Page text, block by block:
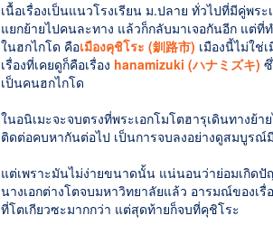
เนื้อเรื่องเป็นแนวโรงเรียน ม.ปลาย ทั่วไปที่มีคู่พ
แยกย้ายไปคนละทาง แล้วก็กลับมาเจอกันอีก แต่ที่
ในฮกไกโด คือเมืองคุชิโระ (釧路市) เมืองนี้ไม่ใช่
เรื่องที่เคยดูก็คือเรื่อง hanamizuki (ハナミズキ)
เป็นคนฮกไกโด
ในอนิเมะจะจบตรงที่พระเอกโมโตฮารุเดินทางย้
ติดต่อคบหากันต่อไป เป็นการจบลงอย่างดูสมบูรณ์
แต่เพราะมันไม่ง่ายขนาดนั้น แน่นอนว่าย่อมเกิดปั
นางเอกต่างโตจบมหาวิทยาลัยแล้ว อารมณ์ของเ
ที่โตเกียวซะมากกว่า แต่สุดท้ายก็จบที่คุชิโระ